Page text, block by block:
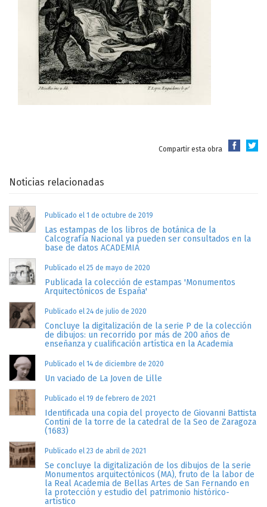
Compartir esta obra
Noticias relacionadas
Publicado el 1 de octubre de 2019
Las estampas de los libros de botánica de la
Calcografía Nacional ya pueden ser consultados en la
base de datos ACADEMIA
Publicado el 25 de mayo de 2020
Publicada la colección de estampas 'Monumentos
Arquitectónicos de España'
Publicado el 24 de julio de 2020
Concluye la digitalización de la serie P de la colección
de dibujos: un recorrido por más de 200 años de
enseñanza y cualificación artística en la Academia
Publicado el 14 de diciembre de 2020
Un vaciado de La Joven de Lille
Publicado el 19 de febrero de 2021
Identificada una copia del proyecto de Giovanni Battista
Contini de la torre de la catedral de la Seo de Zaragoza
(1683)
Publicado el 23 de abril de 2021
Se concluye la digitalización de los dibujos de la serie
Monumentos arquitectónicos (MA), fruto de la labor de
la Real Academia de Bellas Artes de San Fernando en
la protección y estudio del patrimonio histórico-
artístico